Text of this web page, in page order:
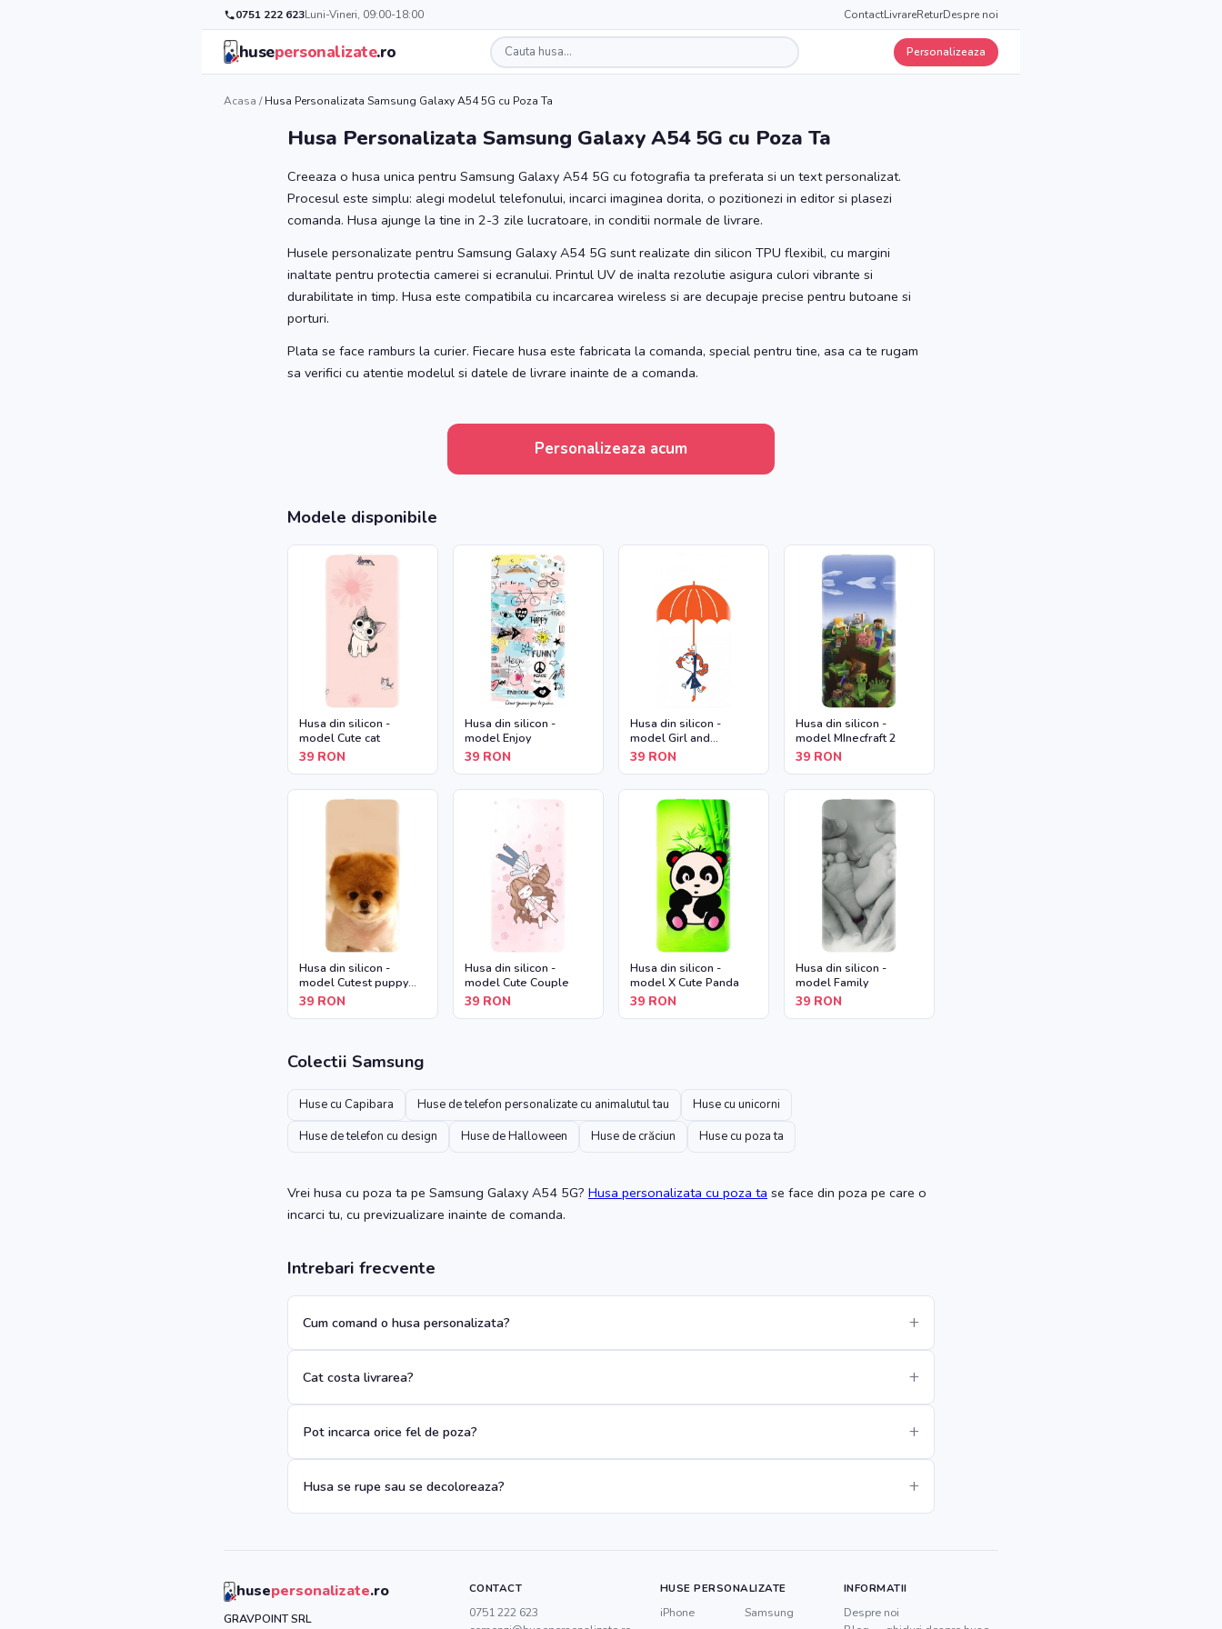
0751 222 623Luni-Vineri, 09:00-18:00 ContactLivrareReturDespre noi
husepersonalizate.ro Personalizeaza
Acasa /Husa Personalizata Samsung Galaxy A54 5G cu Poza Ta
Husa Personalizata Samsung Galaxy A54 5G cu Poza Ta
Creeaza o husa unica pentru Samsung Galaxy A54 5G cu fotografia ta preferata si un text personalizat.
Procesul este simplu: alegi modelul telefonului, incarci imaginea dorita, o pozitionezi in editor si plasezi
comanda. Husa ajunge la tine in 2-3 zile lucratoare, in conditii normale de livrare.
Husele personalizate pentru Samsung Galaxy A54 5G sunt realizate din silicon TPU flexibil, cu margini
inaltate pentru protectia camerei si ecranului. Printul UV de inalta rezolutie asigura culori vibrante si
durabilitate in timp. Husa este compatibila cu incarcarea wireless si are decupaje precise pentru butoane si
porturi.
Plata se face ramburs la curier. Fiecare husa este fabricata la comanda, special pentru tine, asa ca te rugam
sa verifici cu atentie modelul si datele de livrare inainte de a comanda.
Personalizeaza acum
Modele disponibile
Husa din silicon -
model Cute cat
39 RON
Husa din silicon -
model Enjoy
39 RON
Husa din silicon -
model Girl and
Umbrella
39 RON
Husa din silicon -
model MInecfraft 2
39 RON
Husa din silicon -
model Cutest puppy
dog
39 RON
Husa din silicon -
model Cute Couple
39 RON
Husa din silicon -
model X Cute Panda
39 RON
Husa din silicon -
model Family
39 RON
Colectii Samsung
Huse cu Capibara Huse de telefon personalizate cu animalutul tau
Huse cu unicorni
Huse de telefon cu design
Huse de Halloween Huse de crăciun Huse cu poza ta
Vrei husa cu poza ta pe Samsung Galaxy A54 5G? Husa personalizata cu poza ta se face din poza pe care o
incarci tu, cu previzualizare inainte de comanda.
Intrebari frecvente
Cum comand o husa personalizata?
Cat costa livrarea?
Pot incarca orice fel de poza?
Husa se rupe sau se decoloreaza?
husepersonalizate.ro
GRAVPOINT SRL
CONTACT
0751 222 623
HUSE PERSONALIZATE
iPhone
Samsung
INFORMATII
Despre noi